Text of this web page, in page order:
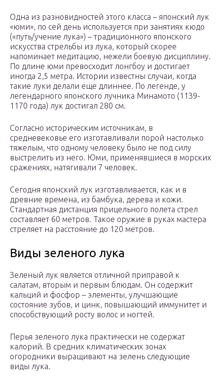
Одна из разновидностей этого класса – японский лук
«юми», по сей день используется при занятиях кюдо
(«путь/учение лука») – традиционного японского
искусства стрельбы из лука, который скорее
напоминает медитацию, нежели боевую дисциплину.
По длине юми превосходит лонгбоу и достигает
иногда 2,5 метра. Истории известны случаи, когда
такие луки делали еще длиннее. По легенде, у
легендарного японского лучника Минамото (1139-
1170 года) лук достигал 280 см.
Согласно историческим источникам, в
средневековье его изготавливали порой настолько
тяжелым, что одному человеку было не под силу
выстрелить из него. Юми, применявшиеся в морских
сражениях, натягивали 7 человек.
Сегодня японский лук изготавливается, как и в
древние времена, из бамбука, дерева и кожи.
Стандартная дистанция прицельного полета стрел
составляет 60 метров. Такое оружие в руках мастера
стреляет на расстояние до 120 метров.
Виды зеленого лука
Зеленый лук является отличной приправой к
салатам, вторым и первым блюдам. Он содержит
кальций и фосфор – элементы, улучшающие
состояние зубов, и цинк, повышающий иммунитет и
способствующий росту волос и ногтей.
Перья зеленого лука практически не содержат
калорий. В средних климатических зонах
огородники выращивают на зелень следующие
виды лука.